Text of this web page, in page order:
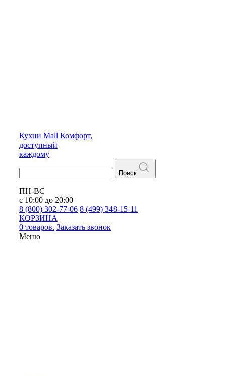
Кухни Mall Комфорт,
доступный
каждому
Поиск
ПН-ВС
с 10:00 до 20:00
8 (800) 302-77-06 8 (499) 348-15-11
КОРЗИНА
0 товаров. Заказать звонок
Меню